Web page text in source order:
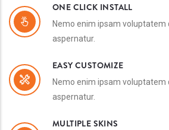
ONE CLICK INSTALL
Nemo enim ipsam voluptatem
aspernatur.
EASY CUSTOMIZE
Nemo enim ipsam voluptatem
aspernatur.
MULTIPLE SKINS